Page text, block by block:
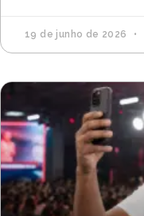
19 de junho de 2026